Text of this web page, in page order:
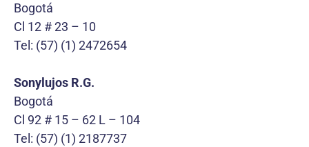
Bogotá
Cl 12 # 23 – 10
Tel: (57) (1) 2472654
Sonylujos R.G.
Bogotá
Cl 92 # 15 – 62 L – 104
Tel: (57) (1) 2187737